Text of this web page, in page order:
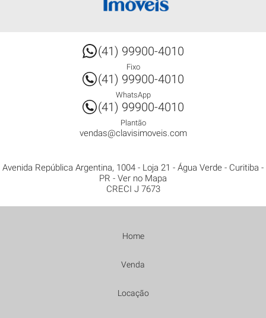
(41) 99900-4010
Fixo
(41) 99900-4010
WhatsApp
(41) 99900-4010
Plantão
vendas@clavisimoveis.com
Avenida República Argentina, 1004 - Loja 21 - Água Verde - Curitiba -
PR - Ver no Mapa
CRECI J 7673
Home
Venda
Locação